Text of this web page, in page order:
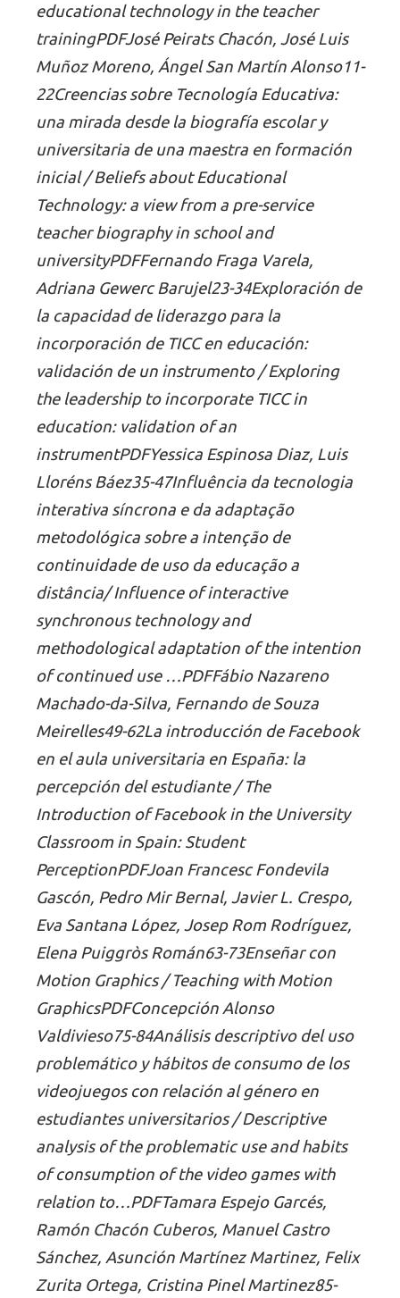
educational technology in the teacher
trainingPDFJosé Peirats Chacón, José Luis
Muñoz Moreno, Ángel San Martín Alonso11-
22Creencias sobre Tecnología Educativa:
una mirada desde la biografía escolar y
universitaria de una maestra en formación
inicial / Beliefs about Educational
Technology: a view from a pre-service
teacher biography in school and
universityPDFFernando Fraga Varela,
Adriana Gewerc Barujel23-34Exploración de
la capacidad de liderazgo para la
incorporación de TICC en educación:
validación de un instrumento / Exploring
the leadership to incorporate TICC in
education: validation of an
instrumentPDFYessica Espinosa Diaz, Luis
Lloréns Báez35-47Influência da tecnologia
interativa síncrona e da adaptação
metodológica sobre a intenção de
continuidade de uso da educação a
distância/ Influence of interactive
synchronous technology and
methodological adaptation of the intention
of continued use …PDFFábio Nazareno
Machado-da-Silva, Fernando de Souza
Meirelles49-62La introducción de Facebook
en el aula universitaria en España: la
percepción del estudiante / The
Introduction of Facebook in the University
Classroom in Spain: Student
PerceptionPDFJoan Francesc Fondevila
Gascón, Pedro Mir Bernal, Javier L. Crespo,
Eva Santana López, Josep Rom Rodríguez,
Elena Puiggròs Román63-73Enseñar con
Motion Graphics / Teaching with Motion
GraphicsPDFConcepción Alonso
Valdivieso75-84Análisis descriptivo del uso
problemático y hábitos de consumo de los
videojuegos con relación al género en
estudiantes universitarios / Descriptive
analysis of the problematic use and habits
of consumption of the video games with
relation to…PDFTamara Espejo Garcés,
Ramón Chacón Cuberos, Manuel Castro
Sánchez, Asunción Martínez Martinez, Felix
Zurita Ortega, Cristina Pinel Martinez85-